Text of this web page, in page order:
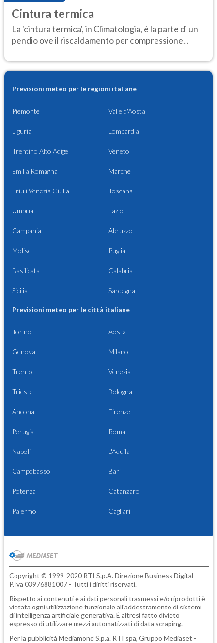
Cintura termica
La 'cintura termica', in Climatologia, è la parte di un
pendio ove il riscaldamento per compressione...
Previsioni meteo per le regioni italiane
Piemonte Valle d'Aosta
Liguria Lombardia
Trentino Alto Adige Veneto
Emilia Romagna Marche
Friuli Venezia Giulia Toscana
Umbria Lazio
Campania Abruzzo
Molise Puglia
Basilicata Calabria
Sicilia Sardegna
Previsioni meteo per le città italiane
Torino Aosta
Genova Milano
Trento Venezia
Trieste Bologna
Ancona Firenze
Perugia Roma
Napoli L'Aquila
Campobasso Bari
Potenza Catanzaro
Palermo Cagliari
Copyright © 1999-2020 RTI S.p.A. Direzione Business Digital -
P.Iva 03976881007 - Tutti i diritti riservati.
Rispetto ai contenuti e ai dati personali trasmessi e/o riprodotti è
vietata ogni utilizzazione funzionale all'addestramento di sistemi
di intelligenza artificiale generativa. È altresì fatto divieto
espresso di utilizzare mezzi automatizzati di data scraping.
Per la pubblicità Mediamond S.p.a. RTI spa, Gruppo Mediaset -